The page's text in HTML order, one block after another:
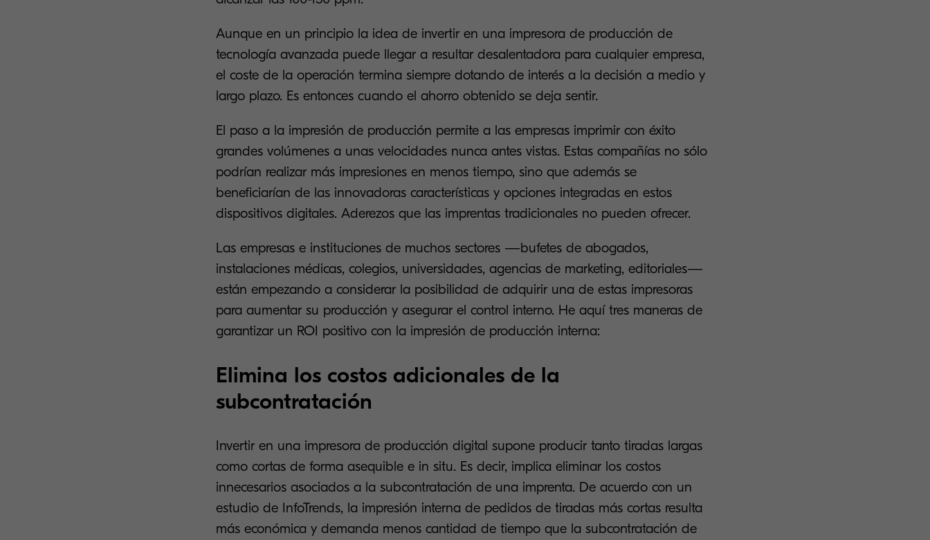
Aunque en un principio la idea de invertir en una impresora de producción de
tecnología avanzada puede llegar a resultar desalentadora para cualquier empresa,
el coste de la operación termina siempre dotando de interés a la decisión a medio y
largo plazo. Es entonces cuando el ahorro obtenido se deja sentir.
El paso a la impresión de producción permite a las empresas imprimir con éxito
grandes volúmenes a unas velocidades nunca antes vistas. Estas compañías no sólo
podrían realizar más impresiones en menos tiempo, sino que además se
beneficiarían de las innovadoras características y opciones integradas en estos
dispositivos digitales. Aderezos que las imprentas tradicionales no pueden ofrecer.
Las empresas e instituciones de muchos sectores —bufetes de abogados,
instalaciones médicas, colegios, universidades, agencias de marketing, editoriales—
están empezando a considerar la posibilidad de adquirir una de estas impresoras
para aumentar su producción y asegurar el control interno. He aquí tres maneras de
garantizar un ROI positivo con la impresión de producción interna:
Elimina los costos adicionales de la
subcontratación
Invertir en una impresora de producción digital supone producir tanto tiradas largas
como cortas de forma asequible e in situ. Es decir, implica eliminar los costos
innecesarios asociados a la subcontratación de una imprenta. De acuerdo con un
estudio de InfoTrends, la impresión interna de pedidos de tiradas más cortas resulta
más económica y demanda menos cantidad de tiempo que la subcontratación de